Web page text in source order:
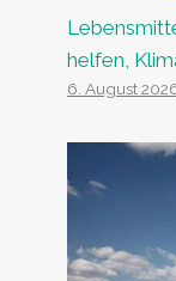
helfen,
6. August